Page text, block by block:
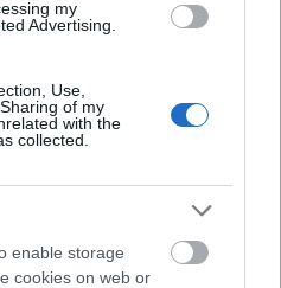
my
Advertising.
Use,
of my
with the
collected.
enable storage
cookies on web or
Eurovision: Σίγουρα
δεν το αξίζαμε